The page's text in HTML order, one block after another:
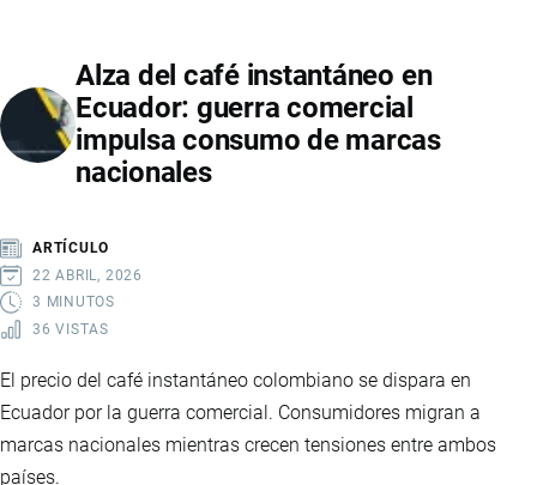
COMPLETA
PARA
EMPRENDEDORES
EN
Alza del café instantáneo en
Ecuador: guerra comercial
impulsa consumo de marcas
nacionales
ARTÍCULO
22 ABRIL, 2026
3 MINUTOS
36 VISTAS
El precio del café instantáneo colombiano se dispara en
Ecuador por la guerra comercial. Consumidores migran a
marcas nacionales mientras crecen tensiones entre ambos
países.